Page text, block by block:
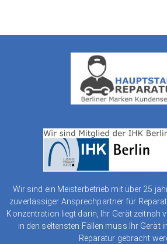
Wir sind ein Meisterbetrieb mit über 25
zuverlässiger Ansprechpartner für
Konzentration liegt darin, Ihr Gerät zeitnah
in den seltensten Fällen muss Ihr Gerät
Reparatur gebracht